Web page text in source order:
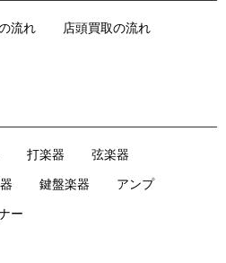
流れ 店頭買取の流れ
打楽器 弦楽器
鍵盤楽器 アンプ
ー